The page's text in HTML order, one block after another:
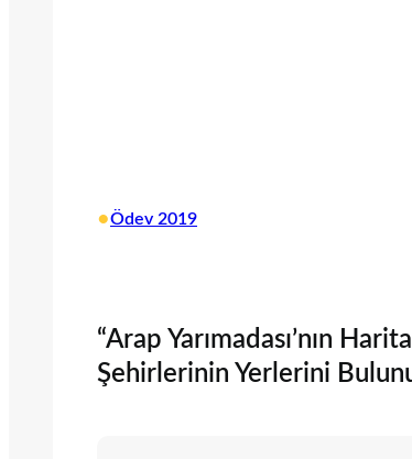
•Ödev 2019
“Arap Yarımadası’nın
Şehirlerinin Yerlerini